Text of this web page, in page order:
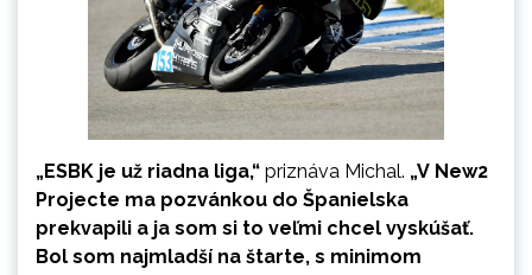
„ESBK je už riadna liga,“ priznáva Michal. „V New2
Projecte ma pozvánkou do Španielska
prekvapili a ja som si to veľmi chcel vyskúšať.
Bol som najmladší na štarte, s minimom